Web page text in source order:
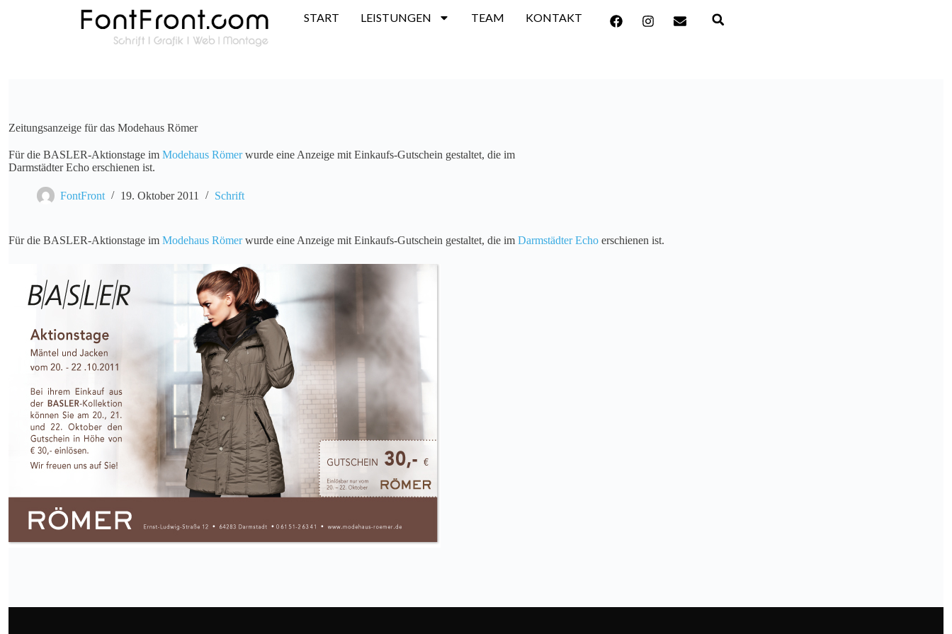
START LEISTUNGEN TEAM KONTAKT
Zeitungsanzeige für das Modehaus Römer
Für die BASLER-Aktionstage im Modehaus Römerwurde eine Anzeige mit Einkaufs-Gutschein gestaltet, die im
Darmstädter Echo erschienen ist.
FontFront 19. Oktober 2011 Schrift
Für die BASLER-Aktionstage im Modehaus Römerwurde eine Anzeige mit Einkaufs-Gutschein gestaltet, die im Darmstädter Echo erschienen ist.